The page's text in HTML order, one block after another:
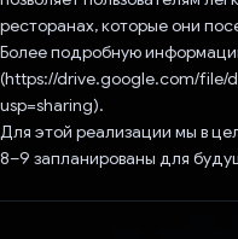
ресторанах, которые они
Более подробную
(https://drive.google.com/file/
usp=sharing).
Для этой реализации мы в
8–9 запланированы для